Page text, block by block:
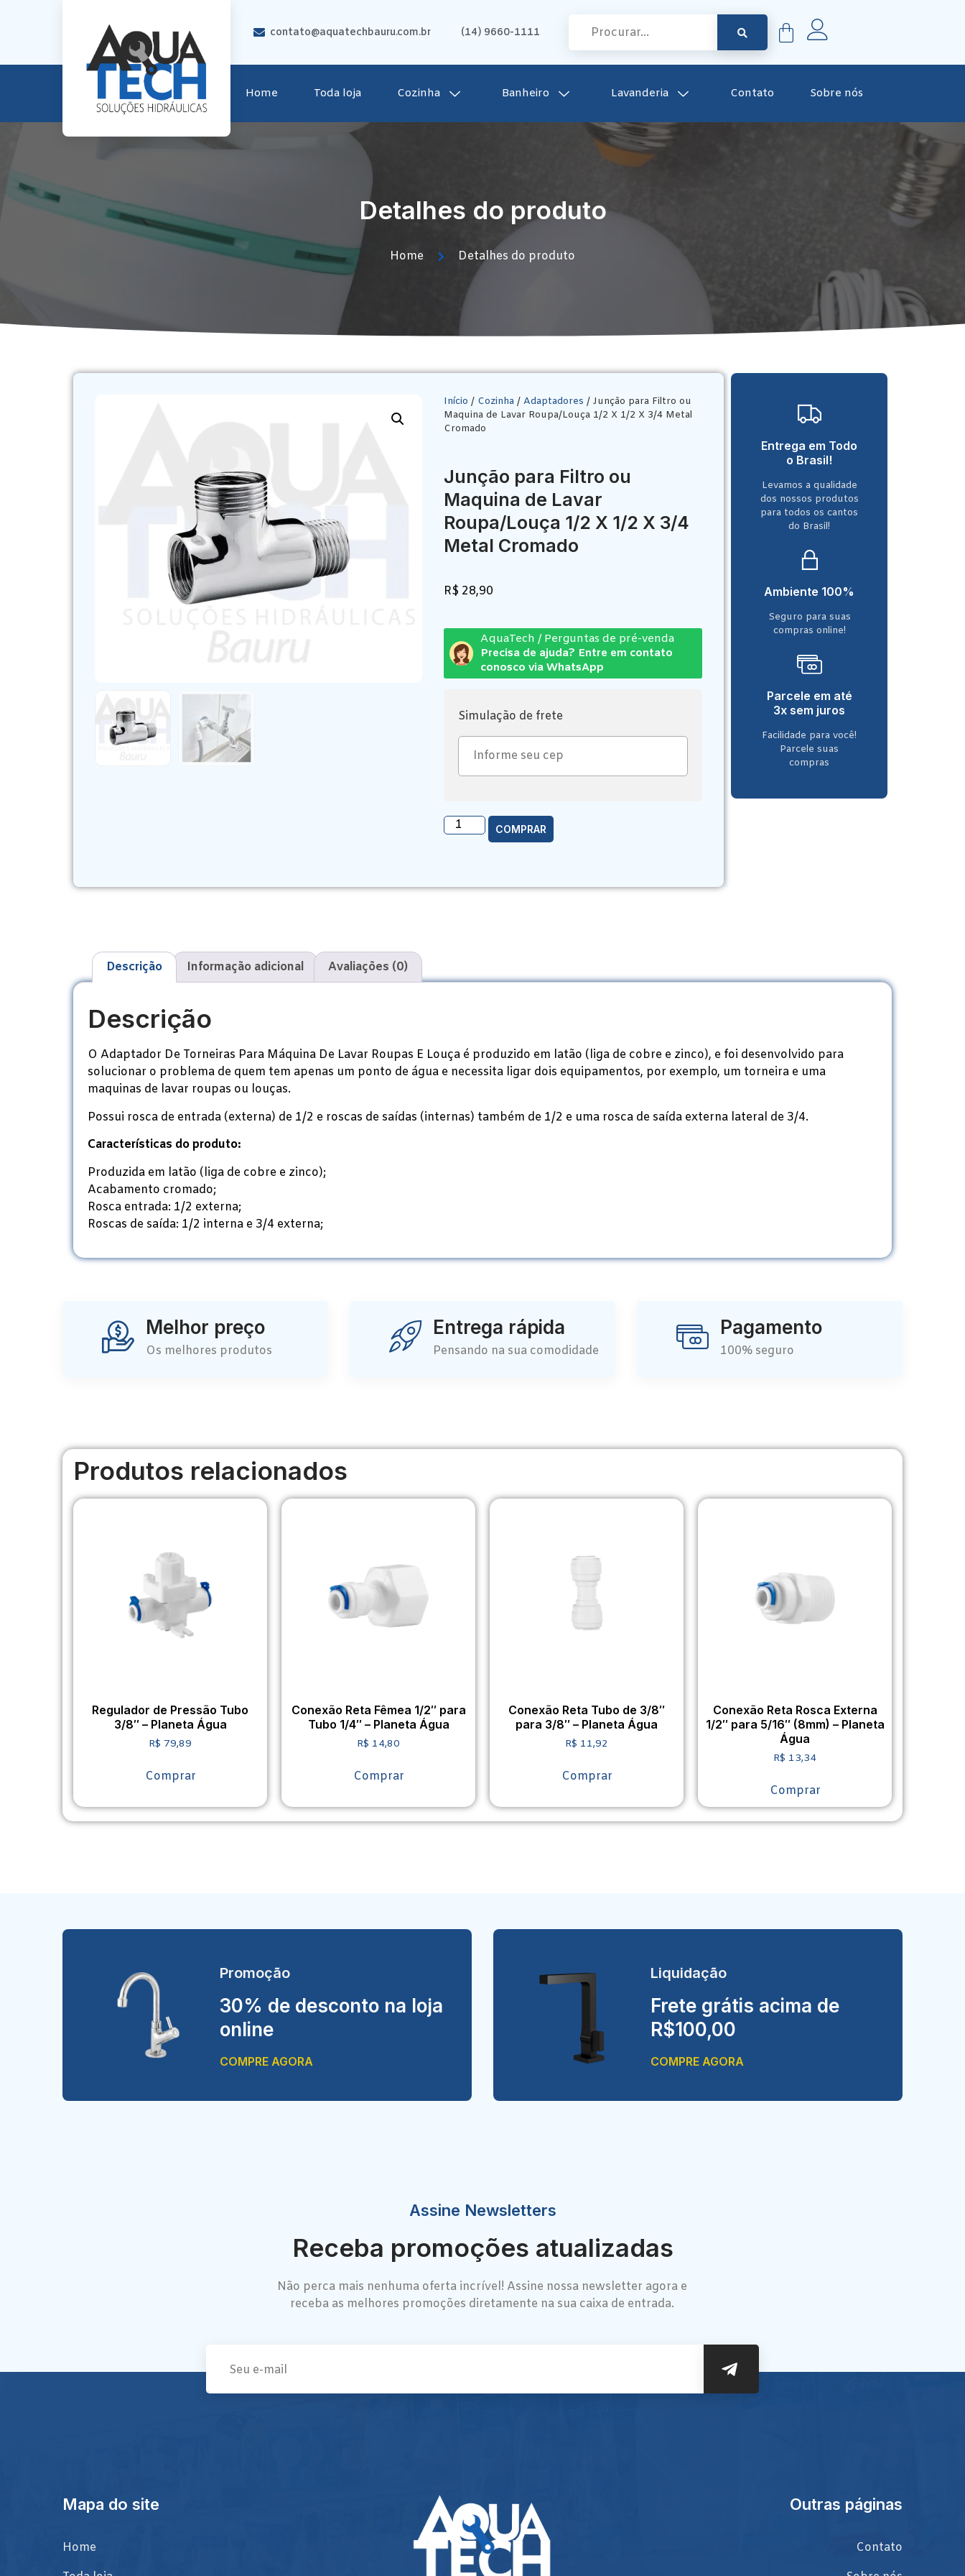
contato@aquatechbauru.com.br (14) 9660-1111
Home Toda loja Cozinha Banheiro Lavanderia Contato Sobre nós
Detalhes do produto
Home Detalhes do produto
Início / Cozinha/ Adaptadores / Junção para Filtro ou
Maquina de Lavar Roupa/Louça 1/2 X 1/2 X 3/4 Metal
Cromado
Junção para Filtro ou
Maquina de Lavar
Roupa/Louça 1/2 X 1/2 X 3/4
Metal Cromado
R$ 28,90
AquaTech / Perguntas de pré-venda
Precisa de ajuda? Entre em contato
conosco via WhatsApp
Simulação de frete
COMPRAR
Entrega em Todo
o Brasil!
Levamos a qualidade
dos nossos produtos
para todos os cantos
do Brasil!
Ambiente 100%
Seguro para suas
compras online!
Parcele em até
3x sem juros
Facilidade para você!
Parcele suas
compras
Descrição Informação adicional Avaliações (0)
Descrição
O Adaptador De Torneiras Para Máquina De Lavar Roupas E Louça é produzido em latão (liga de cobre e zinco), e foi desenvolvido para
solucionar o problema de quem tem apenas um ponto de água e necessita ligar dois equipamentos, por exemplo, um torneira e uma
maquinas de lavar roupas ou louças.
Possui rosca de entrada (externa) de 1/2 e roscas de saídas (internas) também de 1/2 e uma rosca de saída externa lateral de 3/4.
Características do produto:
Produzida em latão (liga de cobre e zinco);
Acabamento cromado;
Rosca entrada: 1/2 externa;
Roscas de saída: 1/2 interna e 3/4 externa;
Melhor preço
Os melhores produtos
Entrega rápida
Pensando na sua comodidade
Pagamento
100% seguro
Produtos relacionados
Regulador de Pressão Tubo
3/8″ – Planeta Água
R$ 79,89
Comprar
Conexão Reta Fêmea 1/2″ para
Tubo 1/4″ – Planeta Água
R$ 14,80
Comprar
Conexão Reta Tubo de 3/8″
para 3/8″ – Planeta Água
R$ 11,92
Comprar
Conexão Reta Rosca Externa
1/2″ para 5/16″ (8mm) – Planeta
Água
R$ 13,34
Comprar
Promoção
30% de desconto na loja
online
COMPRE AGORA
Liquidação
Frete grátis acima de
R$100,00
COMPRE AGORA
Assine Newsletters
Receba promoções atualizadas
Não perca mais nenhuma oferta incrível! Assine nossa newsletter agora e
receba as melhores promoções diretamente na sua caixa de entrada.
Mapa do site
Home
Outras páginas
Contato